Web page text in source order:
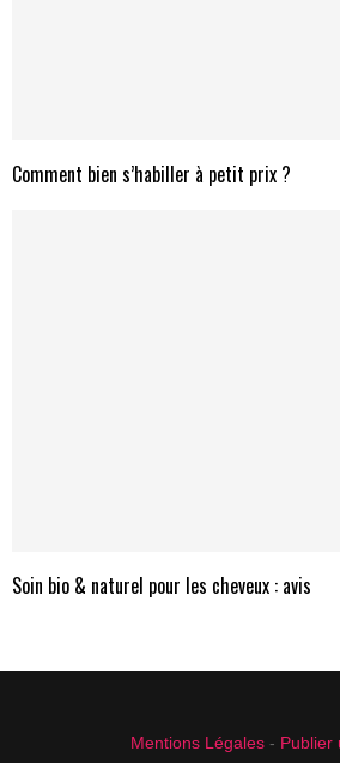
Comment bien s’habiller à petit prix ?
Soin bio & naturel pour les cheveux : avis
Mentions Légales- Publier